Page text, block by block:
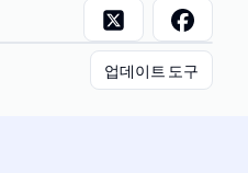
업데이트 도구